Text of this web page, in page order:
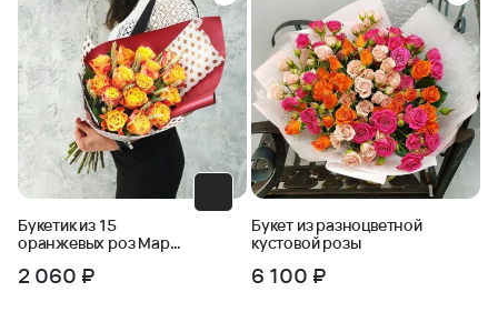
Букетик из 15
оранжевых роз Мари
2 060 ₽
Букет из разноцветной
кустовой розы
6 100 ₽